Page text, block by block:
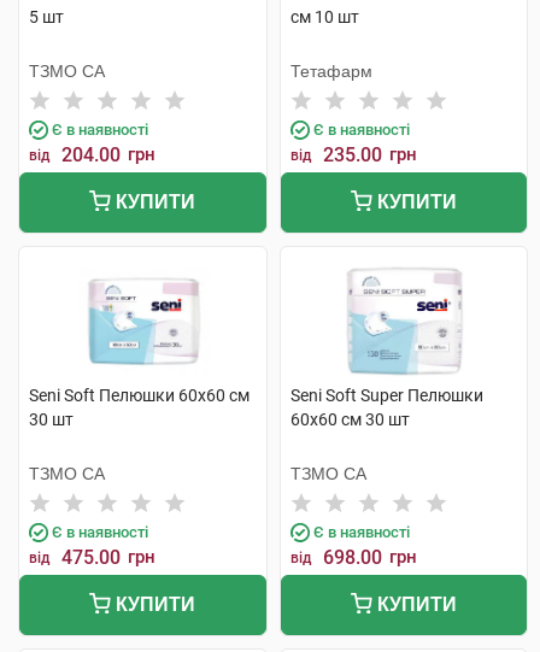
5 шт
ТЗМО СА
Є в наявності
від 204.00 грн
КУПИТИ
см 10 шт
Тетафарм
Є в наявності
від 235.00 грн
КУПИТИ
Seni Soft Пелюшки 60х60 см
30 шт
ТЗМО СА
Є в наявності
від 475.00 грн
КУПИТИ
Seni Soft Super Пелюшки
60х60 см 30 шт
ТЗМО СА
Є в наявності
від 698.00 грн
КУПИТИ